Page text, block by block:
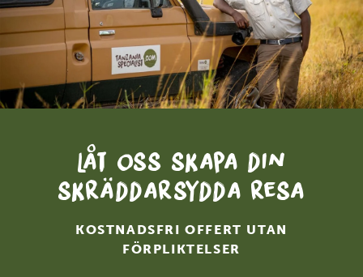
Låt oss skapa din
skräddarsydda resa
KOSTNADSFRI OFFERT UTAN
FÖRPLIKTELSER